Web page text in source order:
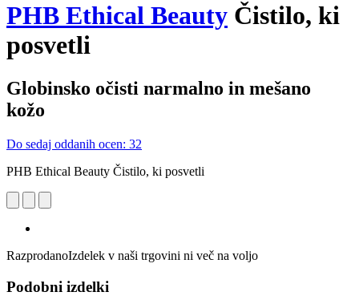
PHB Ethical Beauty Čistilo, ki
posvetli
Globinsko očisti narmalno in mešano
kožo
Do sedaj oddanih ocen: 32
PHB Ethical Beauty Čistilo, ki posvetli
RazprodanoIzdelek v naši trgovini ni več na voljo
Podobni izdelki